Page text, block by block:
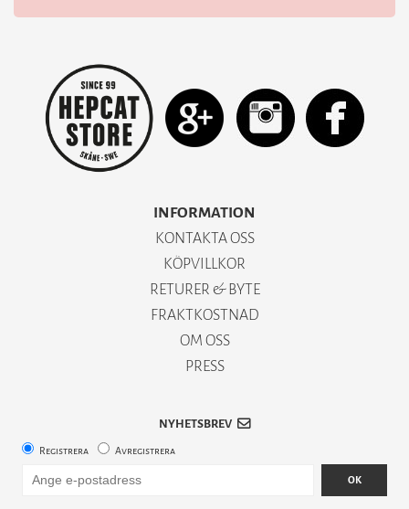
INFORMATION
KONTAKTA OSS
KÖPVILLKOR
RETURER & BYTE
FRAKTKOSTNAD
OM OSS
PRESS
NYHETSBREV
Registrera Avregistrera
OK